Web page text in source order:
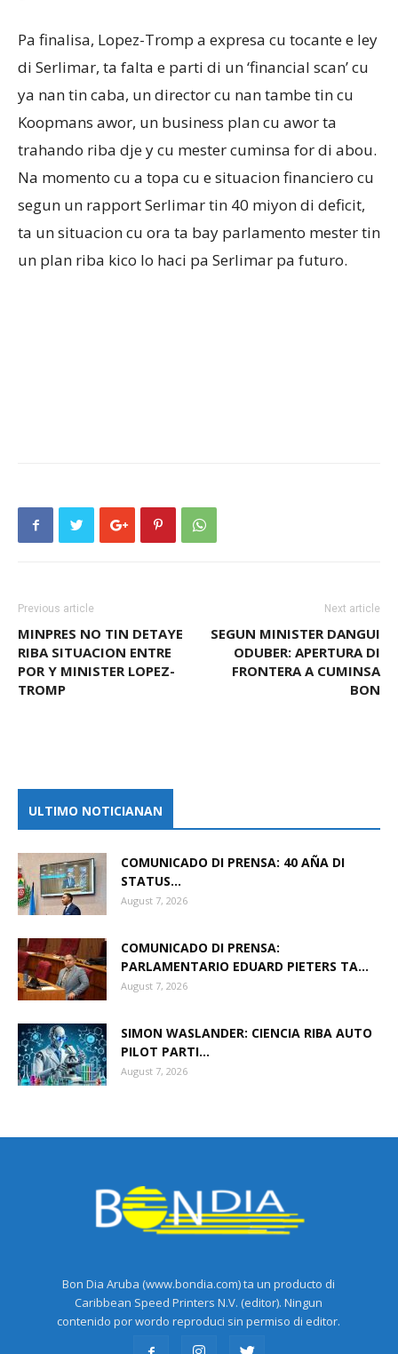
Pa finalisa, Lopez-Tromp a expresa cu tocante e ley
di Serlimar, ta falta e parti di un ‘financial scan’ cu
ya nan tin caba, un director cu nan tambe tin cu
Koopmans awor, un business plan cu awor ta
trahando riba dje y cu mester cuminsa for di abou.
Na momento cu a topa cu e situacion financiero cu
segun un rapport Serlimar tin 40 miyon di deficit,
ta un situacion cu ora ta bay parlamento mester tin
un plan riba kico lo haci pa Serlimar pa futuro.
Previous article
MINPRES NO TIN DETAYE
RIBA SITUACION ENTRE
POR Y MINISTER LOPEZ-
TROMP
Next article
SEGUN MINISTER DANGUI
ODUBER: APERTURA DI
FRONTERA A CUMINSA
BON
ULTIMO NOTICIANAN
COMUNICADO DI PRENSA: 40 AÑA DI
STATUS...
August 7, 2026
COMUNICADO DI PRENSA:
PARLAMENTARIO EDUARD PIETERS TA...
August 7, 2026
SIMON WASLANDER: CIENCIA RIBA AUTO
PILOT PARTI...
August 7, 2026
Bon Dia Aruba (www.bondia.com) ta un producto di
Caribbean Speed Printers N.V. (editor). Ningun
contenido por wordo reproduci sin permiso di editor.